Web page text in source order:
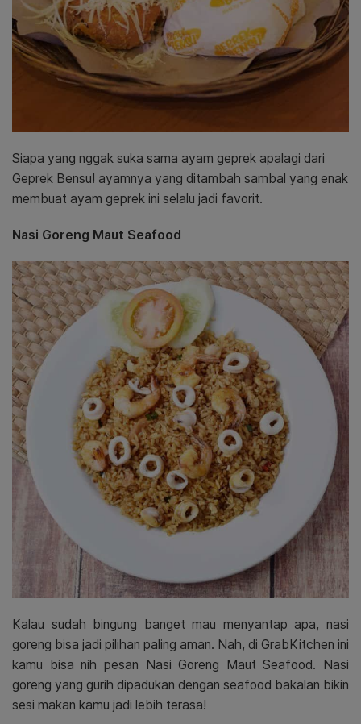
Siapa yang nggak suka sama ayam geprek apalagi dari
Geprek Bensu! ayamnya yang ditambah sambal yang enak
membuat ayam geprek ini selalu jadi favorit.
Nasi Goreng Maut Seafood
Kalau sudah bingung banget mau menyantap apa, nasi
goreng bisa jadi pilihan paling aman. Nah, di GrabKitchen ini
kamu bisa nih pesan Nasi Goreng Maut Seafood. Nasi
goreng yang gurih dipadukan dengan seafood bakalan bikin
sesi makan kamu jadi lebih terasa!